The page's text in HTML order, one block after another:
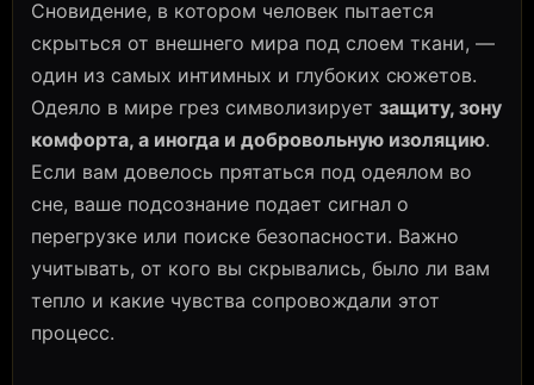
Сновидение, в котором человек пытается
скрыться от внешнего мира под слоем ткани, —
один из самых интимных и глубоких сюжетов.
Одеяло в мире грез символизирует защиту, зону
комфорта, а иногда и добровольную изоляцию.
Если вам довелось прятаться под одеялом во
сне, ваше подсознание подает сигнал о
перегрузке или поиске безопасности. Важно
учитывать, от кого вы скрывались, было ли вам
тепло и какие чувства сопровождали этот
процесс.